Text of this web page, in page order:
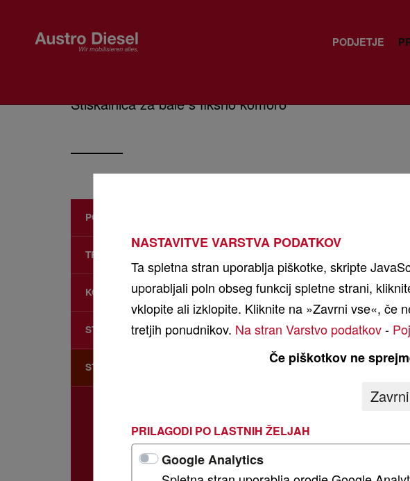
PODJETJE
Stiskalnica za bale s fiksno komoro
PONUDBA
TRAKTORJI
KOMBAJNI
STROJI ZA KRMO
STISKALNICE ZA BALE
MF Komb. balirke in ovijalke
MF Ovijalka za bale
SERIJA MF RB F |
NASTAVITVE VARSTVA PODATKOV
Ta spletna stran uporablja piškotke, skripte
uporabljali poln obseg funkcij spletne strani,
vklopite ali izklopite. Kliknite na »Zavrni vse«, če
tretjih ponudnikov. Na stran Varstvo podatkov-
Če piškotkov ne
PRILAGODI PO LASTNIH ŽELJAH
Google Analytics